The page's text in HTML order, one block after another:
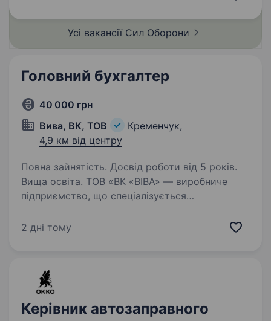
Усі вакансії Сил Оборони
Головний бухгалтер
40 000 грн
Вива, ВК, ТОВ
Кременчук,
4,9 км від центру
Повна зайнятість. Досвід роботи від 5 років.
Вища освіта. ТОВ «ВК «ВІВА» — виробниче
підприємство, що спеціалізується
до своєї команди головного бухгалтера.
2 дні тому
Керівник автозаправного